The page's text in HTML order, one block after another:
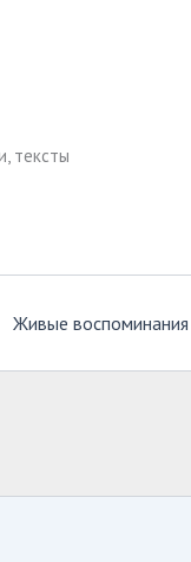
тексты
Живые воспоминания